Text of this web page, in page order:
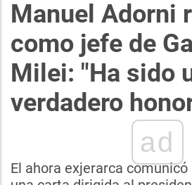
Manuel Adorni
como jefe de
Milei: "Ha sido
verdadero
ad
El ahora exjerarca